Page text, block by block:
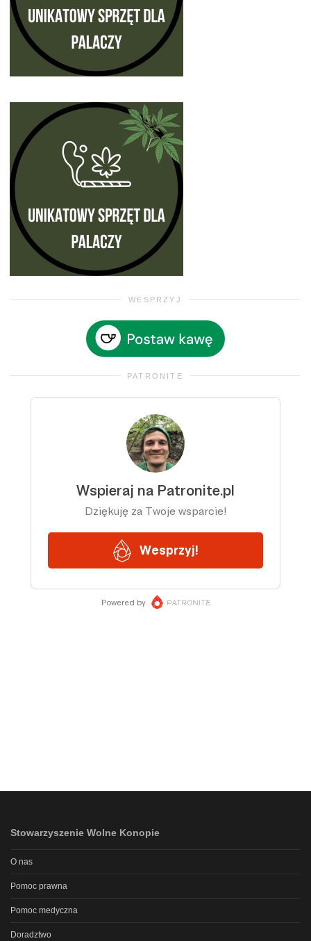
WESPRZYJ
PATRONITE
Stowarzyszenie Wolne Konopie
O nas
Pomoc prawna
Pomoc medyczna
Doradztwo